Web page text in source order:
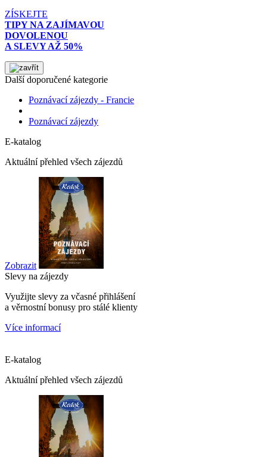
ZÍSKEJTE
TIPY NA ZAJÍMAVOU
DOVOLENOU
A SLEVY AŽ 50%
Další doporučené kategorie
Poznávací zájezdy - Francie
Poznávací zájezdy
E-katalog
Aktuální přehled všech zájezdů
Zobrazit
Slevy na zájezdy
Využijte slevy za včasné přihlášení
a věrnostní bonusy pro stálé klienty
Více informací
E-katalog
Aktuální přehled všech zájezdů